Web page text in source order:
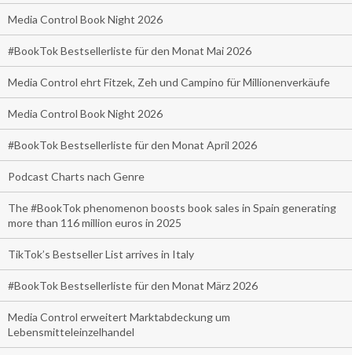
Media Control Book Night 2026
#BookTok Bestsellerliste für den Monat Mai 2026
Media Control ehrt Fitzek, Zeh und Campino für Millionenverkäufe
Media Control Book Night 2026
#BookTok Bestsellerliste für den Monat April 2026
Podcast Charts nach Genre
The #BookTok phenomenon boosts book sales in Spain generating
more than 116 million euros in 2025
TikTok’s Bestseller List arrives in Italy
#BookTok Bestsellerliste für den Monat März 2026
Media Control erweitert Marktabdeckung um
Lebensmitteleinzelhandel